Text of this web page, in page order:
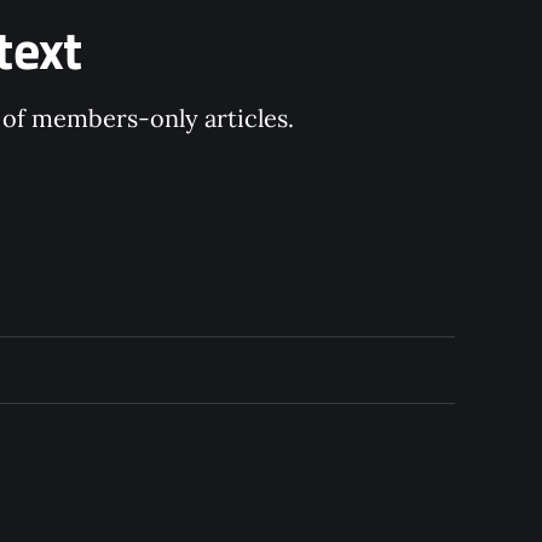
members-only articles.